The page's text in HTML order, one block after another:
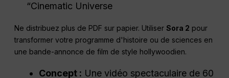
“Cinematic Universe
Ne distribuez plus de PDF sur papier. UtiliserSora 2 pour
transformer votre programme d'histoire ou de sciences en
une bande-annonce de film de style hollywoodien.
Concept : Une vidéo spectaculaire de 60